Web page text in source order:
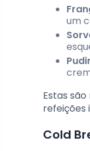
um
Estas
refeições
Cold